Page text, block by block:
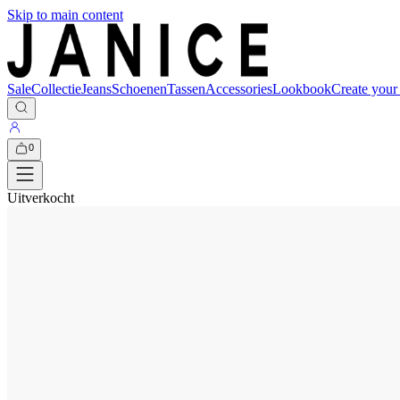
Skip to main content
SaleCollectieJeansSchoenenTassenAccessoriesLookbookCreate
0
Uitverkocht